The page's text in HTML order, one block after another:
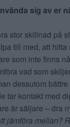
sig av er
stor skillnad på
till med, att hitta
som inte finns
vad som
dessutom
tar kontakt med
är säljare – dra
jämföra mellan?